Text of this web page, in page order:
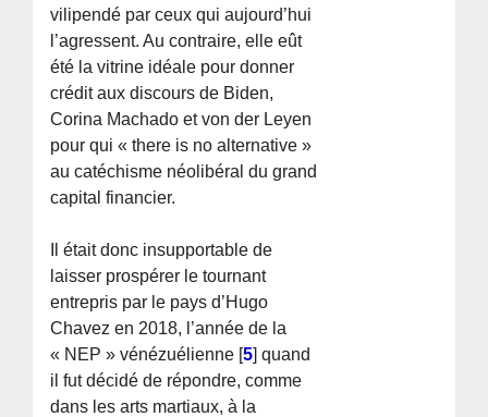
vilipendé par ceux qui aujourd’hui
l’agressent. Au contraire, elle eût
été la vitrine idéale pour donner
crédit aux discours de Biden,
Corina Machado et von der Leyen
pour qui « there is no alternative »
au catéchisme néolibéral du grand
capital financier.
Il était donc insupportable de
laisser prospérer le tournant
entrepris par le pays d’Hugo
Chavez en 2018, l’année de la
« NEP » vénézuélienne [5] quand
il fut décidé de répondre, comme
dans les arts martiaux, à la